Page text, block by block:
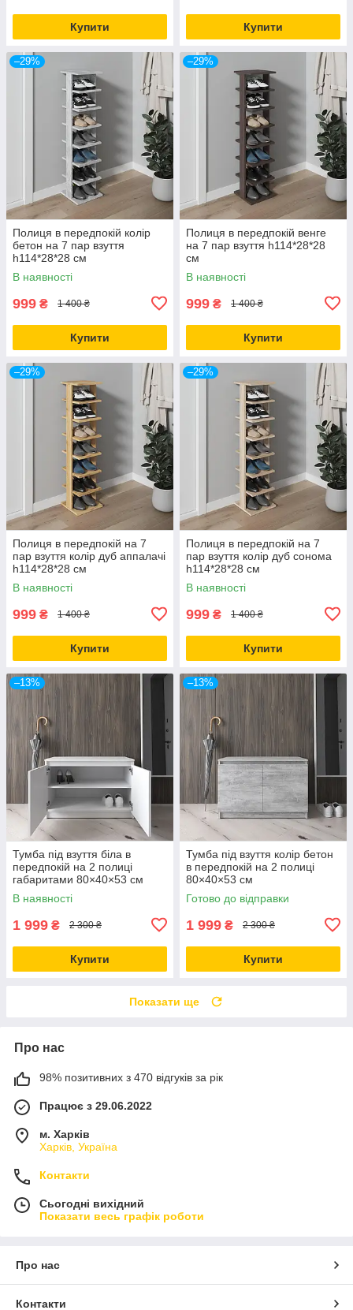
Купити Купити
–29%
Полиця в передпокій колір
бетон на 7 пар взуття
h114*28*28 см
В наявності
999 ₴ 1 400 ₴
Купити
–29%
Полиця в передпокій венге
на 7 пар взуття h114*28*28
см
В наявності
999 ₴ 1 400 ₴
Купити
–29%
Полиця в передпокій на 7
пар взуття колір дуб аппалачі
h114*28*28 см
В наявності
999 ₴ 1 400 ₴
Купити
–29%
Полиця в передпокій на 7
пар взуття колір дуб сонома
h114*28*28 см
В наявності
999 ₴ 1 400 ₴
Купити
–13%
Тумба під взуття біла в
передпокій на 2 полиці
габаритами 80×40×53 см
В наявності
1 999 ₴ 2 300 ₴
Купити
–13%
Тумба під взуття колір бетон
в передпокій на 2 полиці
80×40×53 см
Готово до відправки
1 999 ₴ 2 300 ₴
Купити
Показати ще
Про нас
98% позитивних з 470 відгуків за рік
Працює з 29.06.2022
м. Харків
Харків, Україна
Контакти
Сьогодні вихідний
Показати весь графік роботи
Про нас
Контакти